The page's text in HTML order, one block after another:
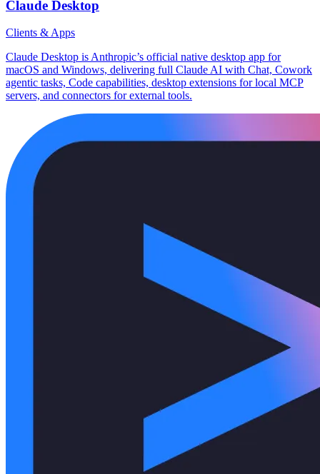
Claude Desktop
Clients & Apps
Claude Desktop is Anthropic’s official native desktop app for
macOS and Windows, delivering full Claude AI with Chat, Cowork
agentic tasks, Code capabilities, desktop extensions for local MCP
servers, and connectors for external tools.